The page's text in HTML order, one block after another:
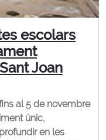
escolars
Joan
al 5 de novembre
únic,
en les